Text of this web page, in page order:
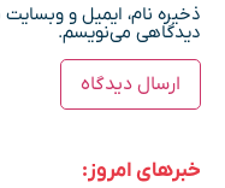
ذخیره نام، ایمیل و
دیدگاهی می‌نویسم.
خبرهای امروز: